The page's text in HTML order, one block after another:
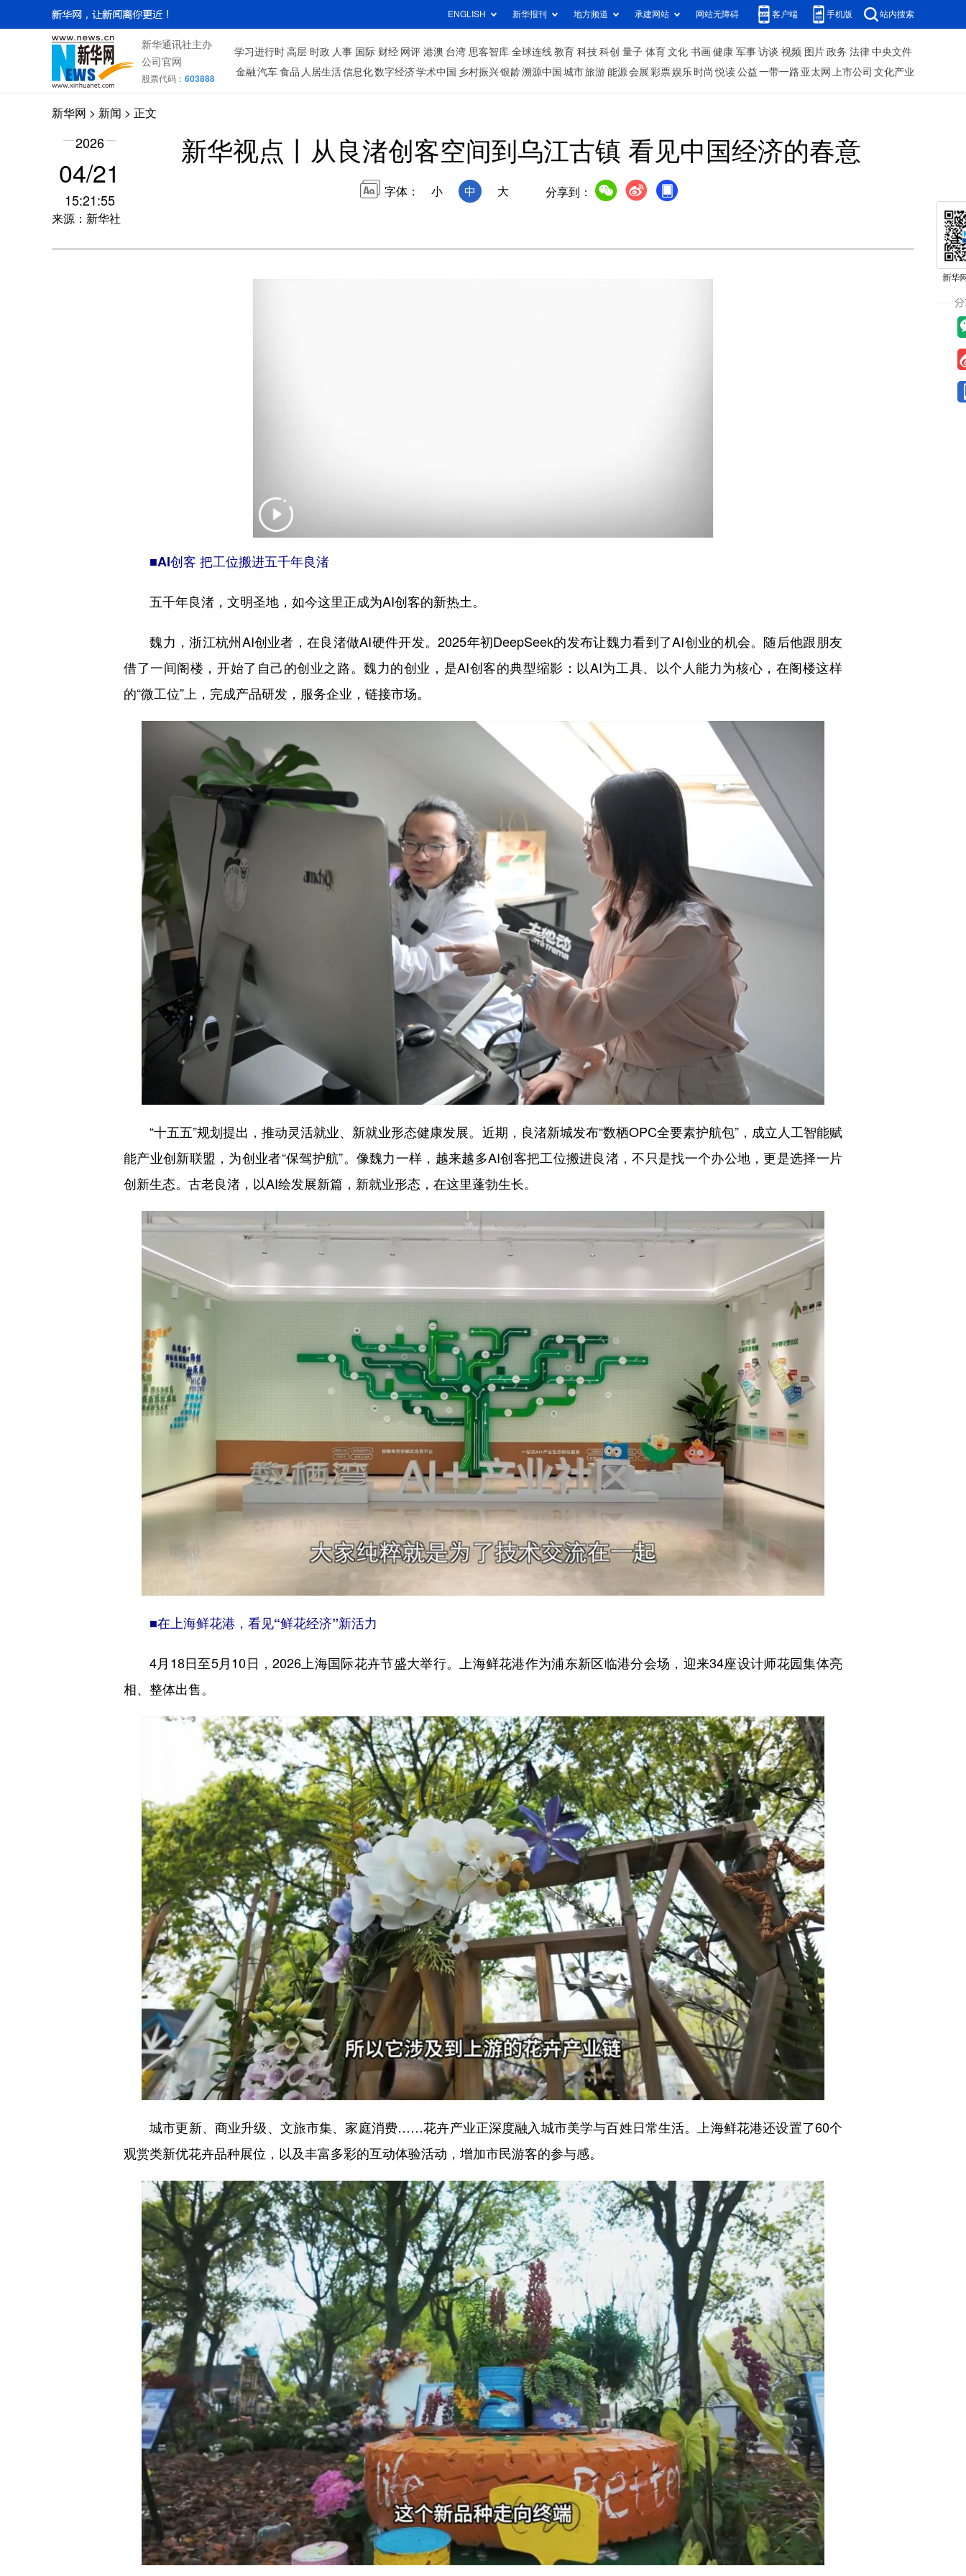
ENGLISH 新华报刊 地方频道 承建网站 网站无障碍 客户端 手机版 站内搜索
新华通讯社主办
公司官网
股票代码： 603888
学习进行时 高层 时政 人事 国际 财经 网评 港澳 台湾 思客智库 全球连线 教育 科技 科创 量子 体育 文化 书画 健康 军事 访谈 视频 图片 政务 法律 中央文件
金融 汽车 食品 人居生活信息化数字经济学术中国 乡村振兴银龄溯源中国 城市旅游 能源 会展 彩票娱乐 时尚 悦读 公益 一带一路 亚太网 上市公司 文化产业
新华网 > 新闻 > 正文
2026
04/21
15:21:55
来源：新华社
新华视点丨从良渚创客空间到乌江古镇 看见中国经济的春意
字体： 小 中 大 分享到：
■AI创客 把工位搬进五千年良渚
五千年良渚，文明圣地，如今这里正成为AI创客的新热土。
魏力，浙江杭州AI创业者，在良渚做AI硬件开发。2025年初DeepSeek的发布让魏力看到了AI创业的机会。随后他跟朋友
借了一间阁楼，开始了自己的创业之路。魏力的创业，是AI创客的典型缩影：以AI为工具、以个人能力为核心，在阁楼这样
的“微工位”上，完成产品研发，服务企业，链接市场。
“十五五”规划提出，推动灵活就业、新就业形态健康发展。近期，良渚新城发布“数栖OPC全要素护航包”，成立人工智能赋
能产业创新联盟，为创业者“保驾护航”。像魏力一样，越来越多AI创客把工位搬进良渚，不只是找一个办公地，更是选择一片
创新生态。古老良渚，以AI绘发展新篇，新就业形态，在这里蓬勃生长。
■在上海鲜花港，看见“鲜花经济”新活力
4月18日至5月10日，2026上海国际花卉节盛大举行。上海鲜花港作为浦东新区临港分会场，迎来34座设计师花园集体亮
相、整体出售。
城市更新、商业升级、文旅市集、家庭消费……花卉产业正深度融入城市美学与百姓日常生活。上海鲜花港还设置了60个
观赏类新优花卉品种展位，以及丰富多彩的互动体验活动，增加市民游客的参与感。